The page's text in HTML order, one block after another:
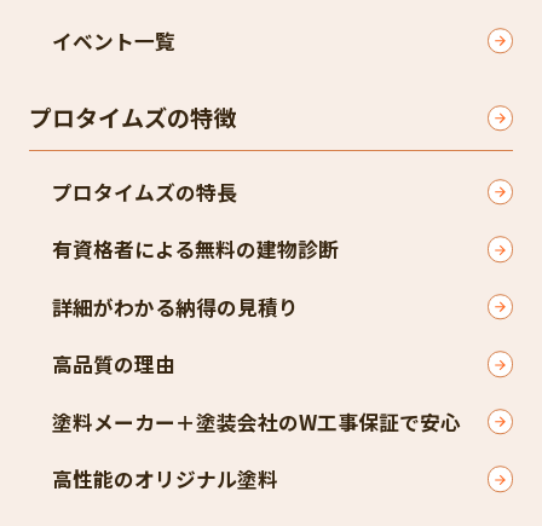
イベント一覧
プロタイムズの特徴
プロタイムズの特長
有資格者による無料の建物診断
詳細がわかる納得の見積り
高品質の理由
塗料メーカー＋塗装会社のW工事保証で安心
高性能のオリジナル塗料